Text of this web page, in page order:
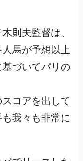
則夫監督は、
馬が予想以上
づいてパリの
スコアを出して
我々も非常に